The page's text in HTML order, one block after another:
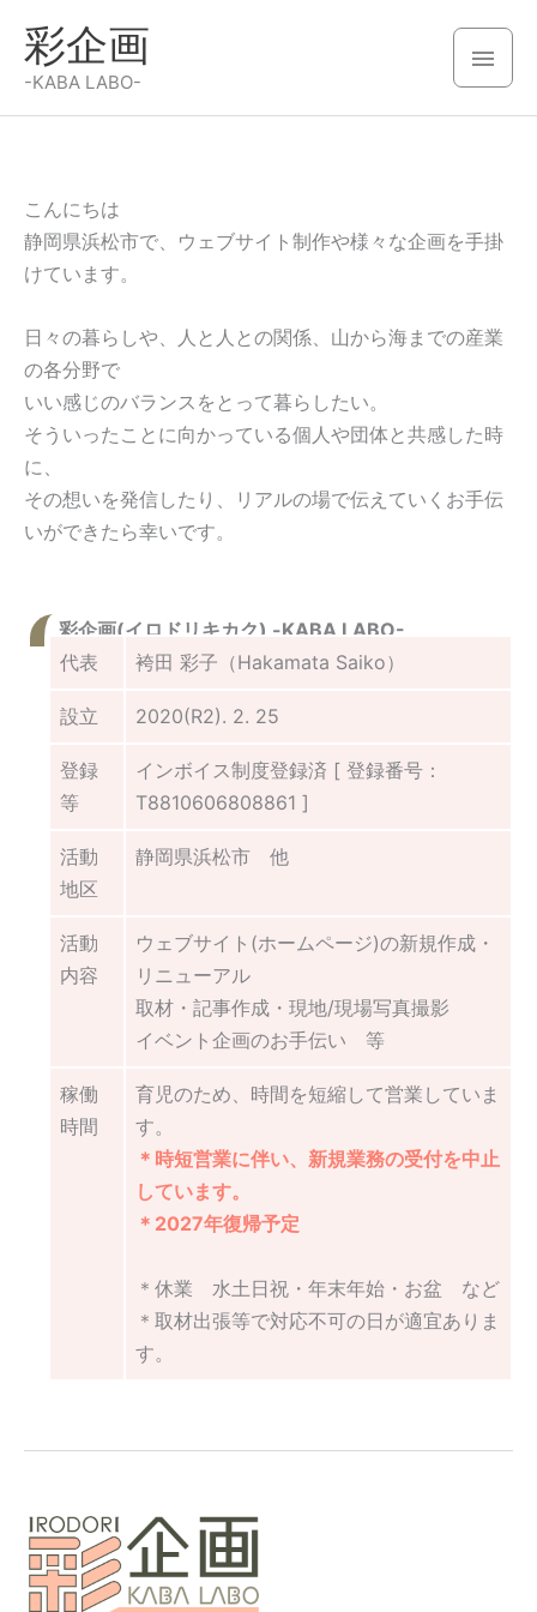
ス
彩企画
-KABA LABO-
メ
イ
こんにちは
静岡県浜松市で、ウェブサイト制作や様々な企画を手掛
けています。
日々の暮らしや、人と人との関係、山から海までの産業
の各分野で
いい感じのバランスをとって暮らしたい。
そういったことに向かっている個人や団体と共感した時
に、
その想いを発信したり、リアルの場で伝えていくお手伝
いができたら幸いです。
彩企画(イロドリキカク) -KABA LABO-
代表
袴田 彩子（Hakamata Saiko）
設立 2020(R2). 2. 25
登録
等
インボイス制度登録済 [ 登録番号：
T8810606808861 ]
活動
地区
静岡県浜松市 他
活動
内容
ウェブサイト(ホームページ)の新規作成・
リニューアル
取材・記事作成・現地/現場写真撮影
イベント企画のお手伝い 等
稼働
時間
育児のため、時間を短縮して営業していま
す。
＊時短営業に伴い、新規業務の受付を中止
しています。
＊2027年復帰予定
＊休業 水土日祝・年末年始・お盆 など
＊取材出張等で対応不可の日が適宜ありま
す。